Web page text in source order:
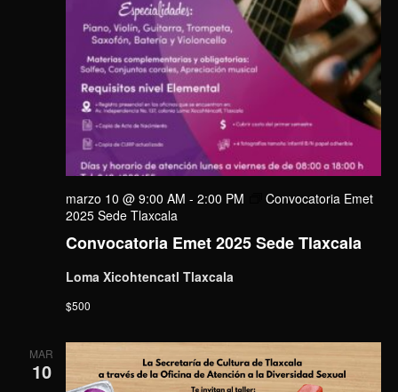
Convocatoria Emet 2025 Sede Tlaxcala
marzo 10 @ 9:00 AM - 2:00 PM
Convocatoria Emet
2025 Sede Tlaxcala
Loma Xicohtencatl Tlaxcala
$500
MAR
10